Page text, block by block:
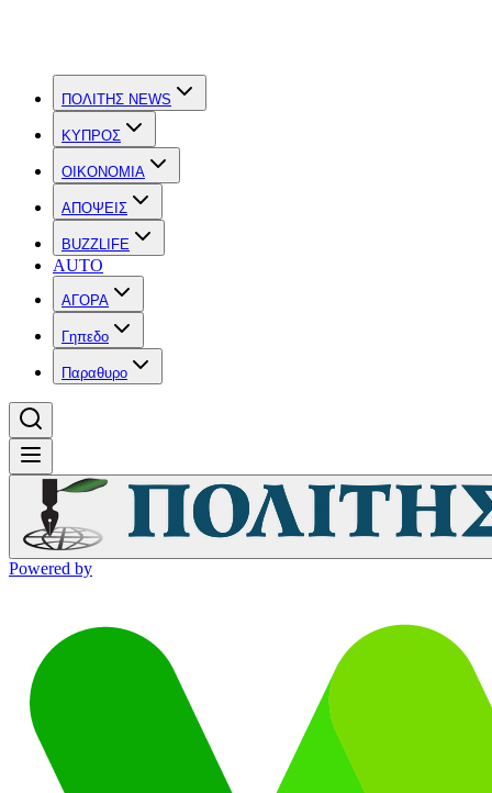
ΠΟΛΙΤΗΣ NEWS
ΚΥΠΡΟΣ
OIKONOMIA
ΑΠΟΨΕΙΣ
BUZZLIFE
AUTO
ΑΓΟΡΑ
Γηπεδο
Παραθυρο
Powered by